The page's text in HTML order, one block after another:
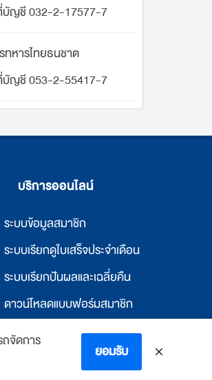
บัญชี 032-2-17577-7
ทหารไทยธนชาต
บัญชี 053-2-55417-7
บริการออนไลน์
ระบบข้อมูลสมาชิก
ระบบเรียกดูใบเสร็จประจำเดือน
ระบบเรียกปันผลและเฉลี่ยคืน
ดาวน์โหลดแบบฟอร์มสมาชิก
ดาวน์โหลดแบบฟอร์มสหกรณ์
ถจัดการ
ยอมรับ